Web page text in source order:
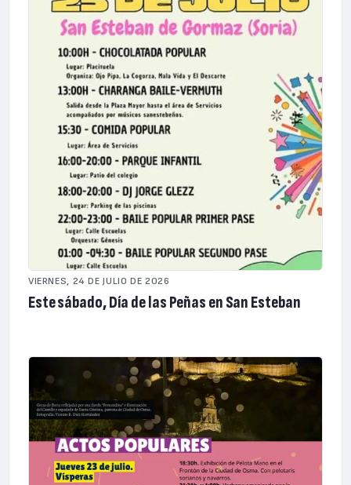
VIERNES, 24 DE JULIO DE 2026
Este sábado, Día de las Peñas en San Esteban